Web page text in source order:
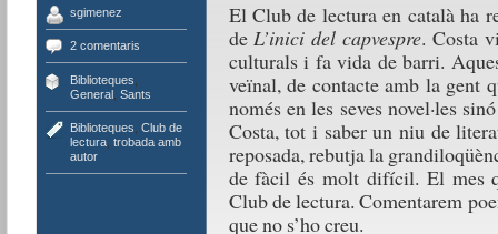
sgimenez
2 comentaris
Biblioteques
General, Sants
Biblioteques Club de
lectura, trobada amb
autor
El Club de lectura en català ha
deL’inici del capvespre. Costa
culturals i fa vida de barri.
veïnal, de contacte amb la gent
només en les seves novel·les
Costa, tot i saber un niu de
reposada, rebutja la
de fàcil és molt difícil. El mes
Club de lectura. Comentarem
que no s’ho creu.